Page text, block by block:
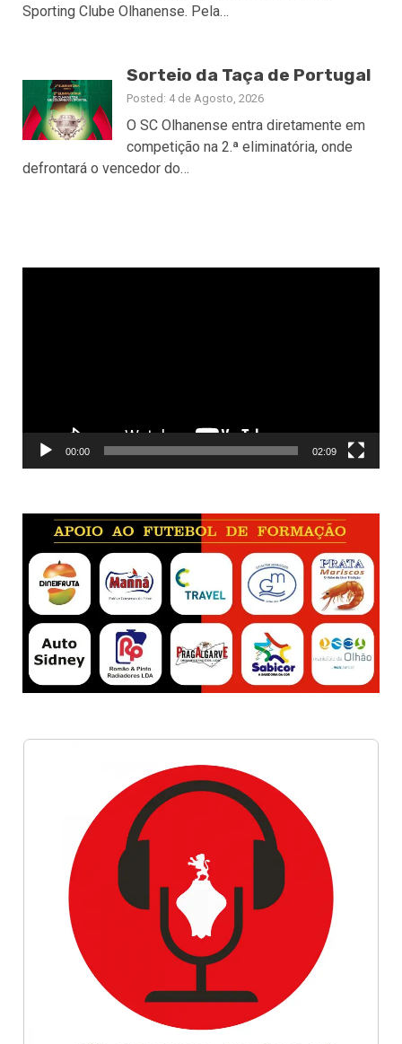
Sporting Clube Olhanense. Pela…
Sorteio da Taça de Portugal
Posted: 4 de Agosto, 2026
O SC Olhanense entra diretamente em
competição na 2.ª eliminatória, onde
defrontará o vencedor do…
00:00 02:09